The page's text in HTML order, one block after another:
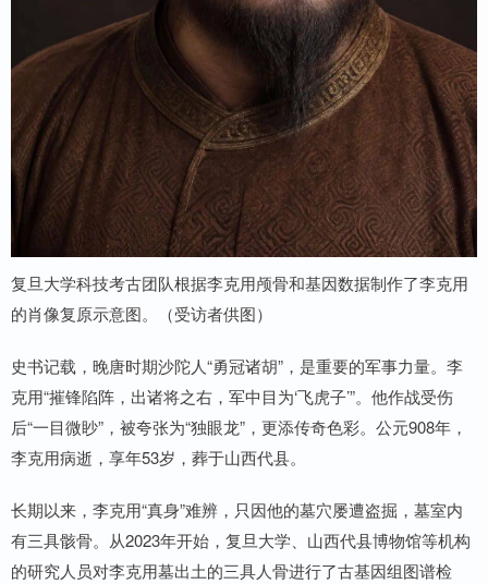
复旦大学科技考古团队根据李克用颅骨和基因数据制作了李克用
的肖像复原示意图。（受访者供图）
史书记载，晚唐时期沙陀人“勇冠诸胡”，是重要的军事力量。李
克用“摧锋陷阵，出诸将之右，军中目为‘飞虎子’”。他作战受伤
后“一目微眇”，被夸张为“独眼龙”，更添传奇色彩。公元908年，
李克用病逝，享年53岁，葬于山西代县。
长期以来，李克用“真身”难辨，只因他的墓穴屡遭盗掘，墓室内
有三具骸骨。从2023年开始，复旦大学、山西代县博物馆等机构
的研究人员对李克用墓出土的三具人骨进行了古基因组图谱检